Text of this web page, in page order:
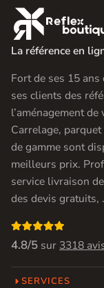
La référence en
Fort de ses 15 ans
ses clients des
l’aménagement
Carrelage,
de gamme sont
meilleurs prix.
service livraison
des devis gratuits,

4.8/5 sur 3318
SERVICES